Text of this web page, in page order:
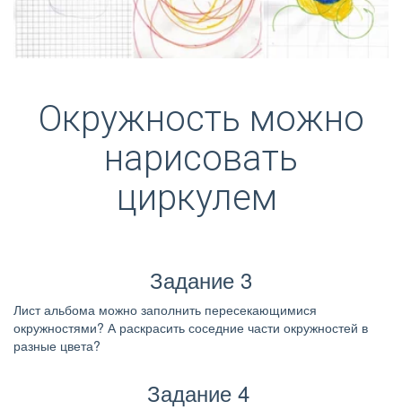
Окружность можно
нарисовать
циркулем
Задание 3
Лист альбома можно заполнить пересекающимися
окружностями? А раскрасить соседние части окружностей в
разные цвета?
Задание 4